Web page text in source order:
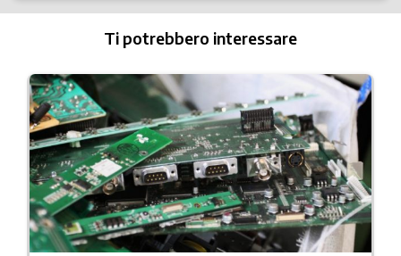
Ti potrebbero interessare